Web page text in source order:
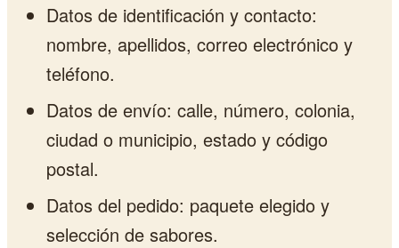
Datos de identificación y contacto:
nombre, apellidos, correo electrónico y
teléfono.
Datos de envío: calle, número, colonia,
ciudad o municipio, estado y código
postal.
Datos del pedido: paquete elegido y
selección de sabores.